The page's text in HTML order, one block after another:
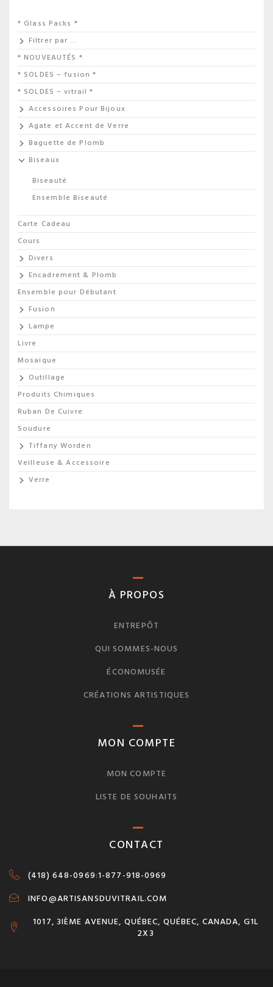
* Glass Packs *
Filtrer par …
* NOUVEAUTÉS *
* SOLDES – fusion *
* SOLDES – vitrail *
Accessoires Pour Bijoux
Agate et Accent de Verre
Baguette de Plomb
Biseaux
Biseauté
Ensemble Biseauté
Carte Cadeau
Cours
Divers
Encadrement & Plomb
Ensemble pour Débutant
Fusion
Lampe
Livre
Mosaique
Outillage
Produits Chimiques
Ruban De Cuivre
Soudure
Tiffany Worden
Veilleuse & Accessoire
Verre
À PROPOS
ENTREPÔT
QUI SOMMES-NOUS
ÉCONOMUSÉE
CRÉATIONS ARTISTIQUES
MON COMPTE
MON COMPTE
LISTE DE SOUHAITS
CONTACT
(418) 648-0969:1-877-918-0969
INFO@ARTISANSDUVITRAIL.COM
1017, 3IÈME AVENUE, QUÉBEC, QUÉBEC, CANADA, G1L
2X3